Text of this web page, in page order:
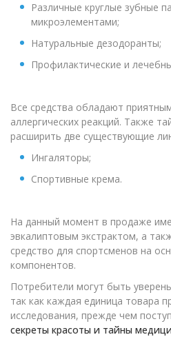
Различные круглые зубные
микроэлементами;
Натуральные дезодоранты;
Профилактические и
Все средства обладают
аллергических реакций. Также
расширить две существующие
Ингаляторы;
Спортивные крема.
На данный момент в продаже
эвкалиптовым экстрактом, а
средство для спортсменов на
компонентов.
Потребители могут быть
так как каждая единица товара
исследования, прежде чем
секреты красоты и тайны